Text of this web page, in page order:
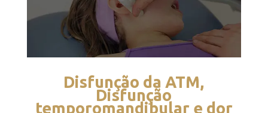
Disfunção da ATM,
Disfunção
temporomandibular e dor